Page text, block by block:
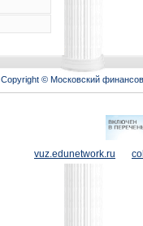
Copyright © Московский
vuz.edunetwork.ru